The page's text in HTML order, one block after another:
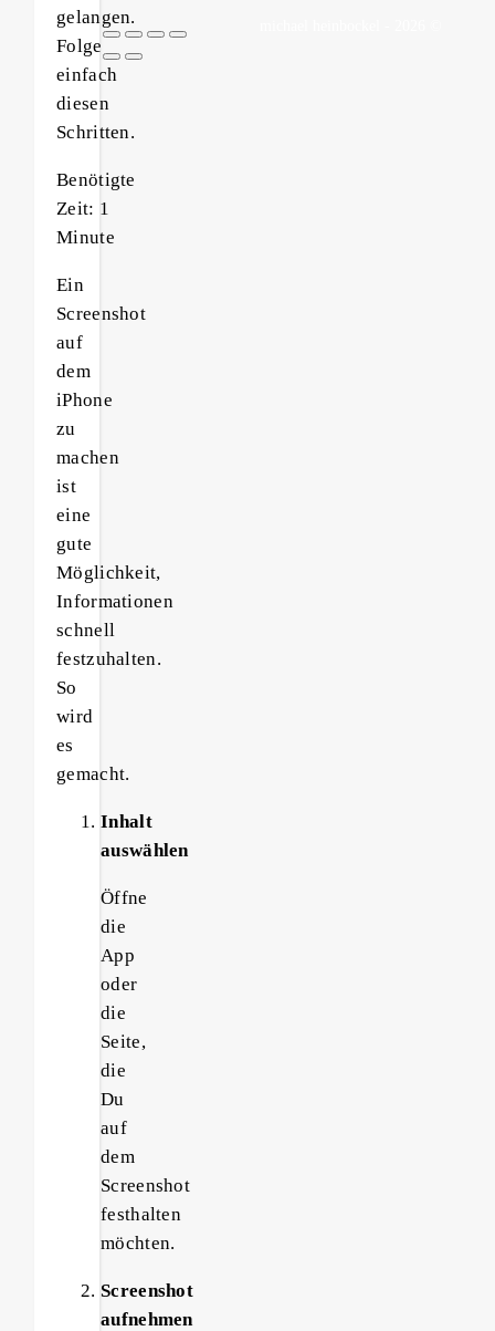
gelangen.
Folge
einfach
diesen
Schritten.
Benötigte
Zeit: 1
Minute
Ein
Screenshot
auf
dem
iPhone
zu
machen
ist
eine
gute
Möglichkeit,
Informationen
schnell
festzuhalten.
So
wird
es
gemacht.
Inhalt
auswählen
Öffne
die
App
oder
die
Seite,
die
Du
auf
dem
Screenshot
festhalten
möchten.
Screenshot
aufnehmen